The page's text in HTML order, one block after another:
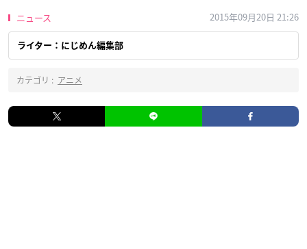
ニュース 2015年09月20日 21:26
ライター：にじめん編集部
カテゴリ : アニメ